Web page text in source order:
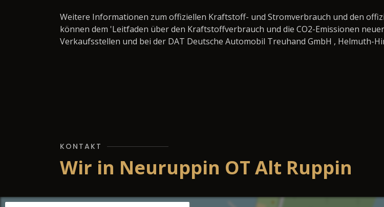
Weitere Informationen zum offiziellen Kraftstoff- und Stromverbrauch und den
können dem 'Leitfaden über den Kraftstoffverbrauch und die CO2-Emissionen
Verkaufsstellen und bei der DAT Deutsche Automobil Treuhand GmbH , Helmuth-
KONTAKT
Wir in Neuruppin OT Alt Ruppin